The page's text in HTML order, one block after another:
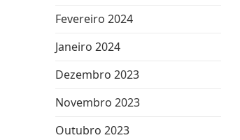
Fevereiro 2024
Janeiro 2024
Dezembro 2023
Novembro 2023
Outubro 2023